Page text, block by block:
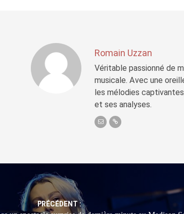
Romain Uzzan
Véritable passionné de
musicale. Avec une
les mélodies
et ses analyses.
PRÉCÉDENT :